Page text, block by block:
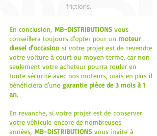
frictions.
En conclusion, MB-DISTRIBUTIONSvous
conseillera toujours d'opter pour un moteur
diesel d'occasion si votre projet est de revendre
votre voiture à court ou moyen terme, car non
seulement votre acheteur pourra rouler en
toute sécurité avec nos moteurs, mais en plus il
bénéficiera d'une garantie pièce de 3 mois à 1
an.
En revanche, si votre projet est de conserver
votre véhicule encore de nombreuses
années, MB-DISTRIBUTIONSvous invite à